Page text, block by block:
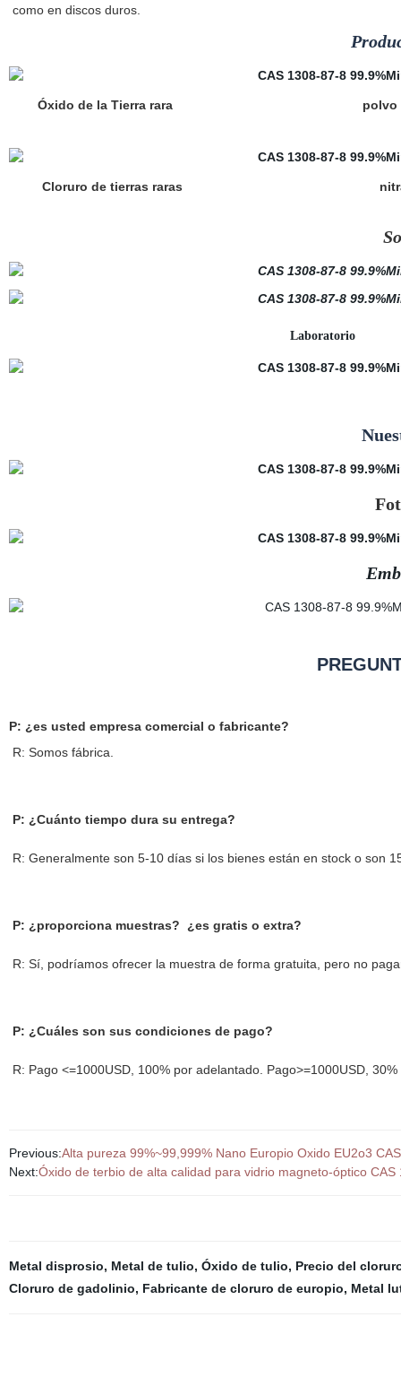
como en discos duros.
Óxido de la Tierra rara polvo
Cloruro de tierras raras
P: ¿es usted empresa comercial o fabricante?
R: Somos fábrica.
P: ¿Cuánto tiempo dura su entrega?
R: Generalmente son 5-10 días si los bienes están en stock o son
P: ¿proporciona muestras? ¿es gratis o extra?
R: Sí, podríamos ofrecer la muestra de forma gratuita, pero no
P: ¿Cuáles son sus condiciones de pago?
R: Pago <=1000USD, 100% por adelantado. Pago>=1000USD,
Previous:Alta pureza 99%~99,999% Nano Europio Oxido EU2o3
Next:Óxido de terbio de alta calidad para vidrio magneto-óptico CAS
Metal disprosio, Metal de tulio, Óxido de tulio, Precio del
Cloruro de gadolinio, Fabricante de cloruro de europio, Metal